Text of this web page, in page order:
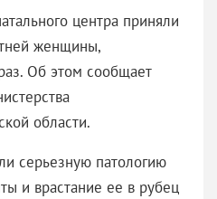
центра приняли
женщины,
Об этом сообщает
области.
серьезную патологию
и врастание ее в рубец